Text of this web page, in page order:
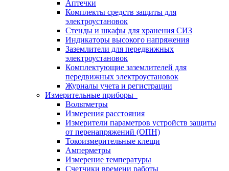
Аптечки
Комплекты средств защиты для
электроустановок
Стенды и шкафы для хранения СИЗ
Индикаторы высокого напряжения
Заземлители для передвижных
электроустановок
Комплектующие заземлителей для
передвижных электроустановок
Журналы учета и регистрации
Измерительные приборы
Вольтметры
Измерения расстояния
Измерители параметров устройств защиты
от перенапряжений (ОПН)
Токоизмерительные клещи
Амперметры
Измерение температуры
Счетчики времени работы